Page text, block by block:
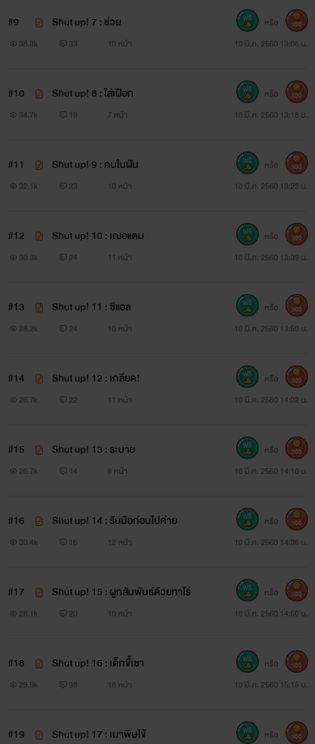
XX ขอพื้นที่พูดคุยกันนิดนึงงง.. XX
แต่งยังไม่มีระบบสนับสนุน
แล้วทำไมอยู่ๆตอนนี้ถึงติดเหรียญ ?
ไรท์ก็คิดนานพอสมควรนะว่าจะลองเป็นนักเขียนระบบสนับสนุนดี
ไหม แต่ด้วยความที่เป็นคนอยากรู้ อยากลอง เลยมีความคิดแบบ
สร้างรายได้ให้ตัวเองได้จริงรึเปล่า ไรท์เลยลองสมัครดูและมันก็ได้
จริงค่ะไรท์ก็รู้สึกภูมิใจมากกกก
ขอโทษน้าสำหรับคนที่อ่านแบบฟรีไม่ทัน หากไม่อยากเติมเหรียญ
ก็สามารถกดเป็นกุญแจแทนได้นะคะ
สุด300 เหรียญง่าาา บางตอนสั้นไปแต่ไรท์ก็ลดเหรียญลงไม่ได้ก็
ขอโทษเด้อ
หวังว่าเราจะเข้าใจกันเนาะ รักเหมือนเดิม ไม่เปลี่ยนไป แต่แค่
ขอขอบคุณทุกการสนับสนุน กุญแจ ความคิดเห็น คำติชม
#9 Shut up! 7 : ช่วย
38.3k 33 10 หน้า 10 มี.ค. 2560 13:06 น.
หรือ 300
#10 Shut up! 8 : ใส่เฝือก
34.7k 19 7 หน้า 10 มี.ค. 2560 13:18 น.
หรือ 300
#11 Shut up! 9 : คนในฝัน
32.1k 23 10 หน้า 10 มี.ค. 2560 13:23 น.
หรือ 300
#12 Shut up! 10 : เฌอแตม
30.3k 24 11 หน้า 10 มี.ค. 2560 13:39 น.
หรือ 300
#13 Shut up! 11 : ซีแอล
28.2k 24 10 หน้า 10 มี.ค. 2560 13:50 น.
หรือ 300
#14 Shut up! 12 : เกลียด!
26.7k 22 11 หน้า 10 มี.ค. 2560 14:02 น.
หรือ 300
#15 Shut up! 13 : ระบาย
26.7k 14 8 หน้า 10 มี.ค. 2560 14:10 น.
หรือ 300
#16 Shut up! 14 : รับมือก่อนไปค่าย
30.4k 16 12 หน้า 10 มี.ค. 2560 14:36 น.
หรือ 300
#17 Shut up! 15 : ผูกสัมพันธ์ด้วยทาโร่
28.1k 20 19 หน้า 10 มี.ค. 2560 14:50 น.
หรือ 300
#18 Shut up! 16 : เด็กขี้เซา
29.9k 38 18 หน้า 10 มี.ค. 2560 15:15 น.
หรือ 300
#19 Shut up! 17 : เมาพิษไข้้ หรือ 300